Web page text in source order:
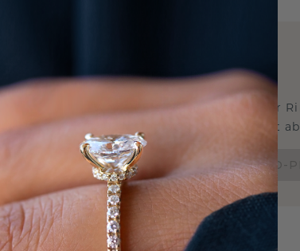
3D MUSTERSCHMUCK
Wollen Sie wissen, wie dieser
würde und ob er passt? Jetzt
BESTELLE EINE 3D-